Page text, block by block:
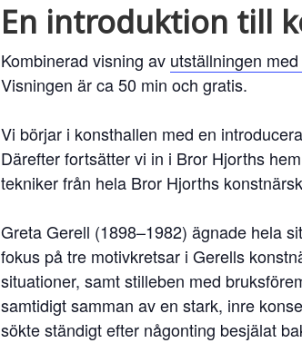
En introduktion till
Kombinerad visning av utställningen
Visningen är ca 50 min och gratis.
Vi börjar i konsthallen med en
Därefter fortsätter vi in i Bror Hjorths
tekniker från hela Bror Hjorths
Greta Gerell (1898–1982) ägnade hela
fokus på tre motivkretsar i Gerells
situationer, samt stilleben med
samtidigt samman av en stark, inre
sökte ständigt efter någonting besjälat